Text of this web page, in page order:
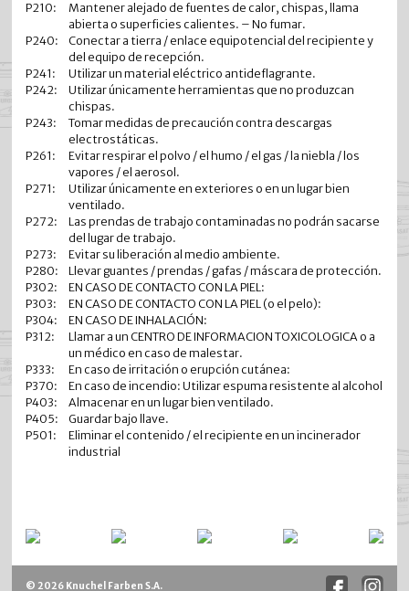
P210:
Mantener alejado de fuentes de calor, chispas, llama
abierta o superficies calientes. – No fumar.
P240:
Conectar a tierra / enlace equipotencial del recipiente y
del equipo de recepción.
P241:
Utilizar un material eléctrico antideflagrante.
P242:
Utilizar únicamente herramientas que no produzcan
chispas.
P243:
Tomar medidas de precaución contra descargas
electrostáticas.
P261:
Evitar respirar el polvo / el humo / el gas / la niebla / los
vapores / el aerosol.
P271:
Utilizar únicamente en exteriores o en un lugar bien
ventilado.
P272:
Las prendas de trabajo contaminadas no podrán sacarse
del lugar de trabajo.
P273:
Evitar su liberación al medio ambiente.
P280:
Llevar guantes / prendas / gafas / máscara de protección.
P302:
EN CASO DE CONTACTO CON LA PIEL:
P303:
EN CASO DE CONTACTO CON LA PIEL (o el pelo):
P304:
EN CASO DE INHALACIÓN:
P312:
Llamar a un CENTRO DE INFORMACION TOXICOLOGICA o a
un médico en caso de malestar.
P333:
En caso de irritación o erupción cutánea:
P370:
En caso de incendio: Utilizar espuma resistente al alcohol
P403:
Almacenar en un lugar bien ventilado.
P405:
Guardar bajo llave.
P501:
Eliminar el contenido / el recipiente en un incinerador
industrial
© 2026 Knuchel Farben S.A.